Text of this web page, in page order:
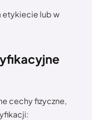
etykiecie lub w
cechy fizyczne,